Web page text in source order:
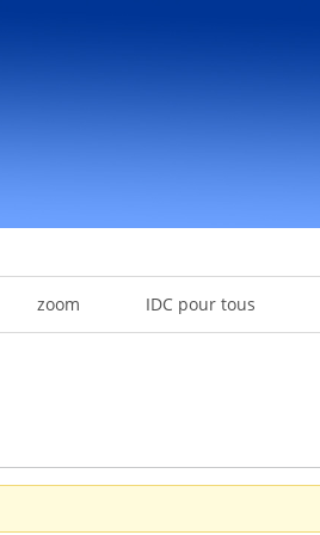
zoom IDC pour tous